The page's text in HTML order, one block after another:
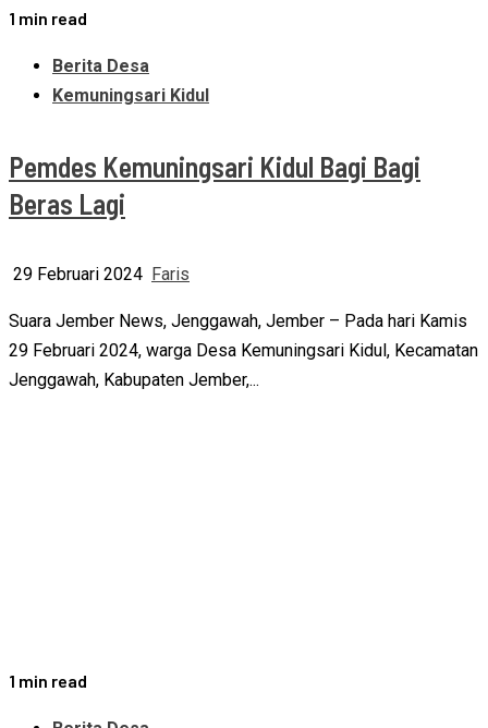
1 min read
Berita Desa
Kemuningsari Kidul
Pemdes Kemuningsari Kidul Bagi Bagi
Beras Lagi
29 Februari 2024 Faris
Suara Jember News, Jenggawah, Jember – Pada hari Kamis
29 Februari 2024, warga Desa Kemuningsari Kidul, Kecamatan
Jenggawah, Kabupaten Jember,...
1 min read